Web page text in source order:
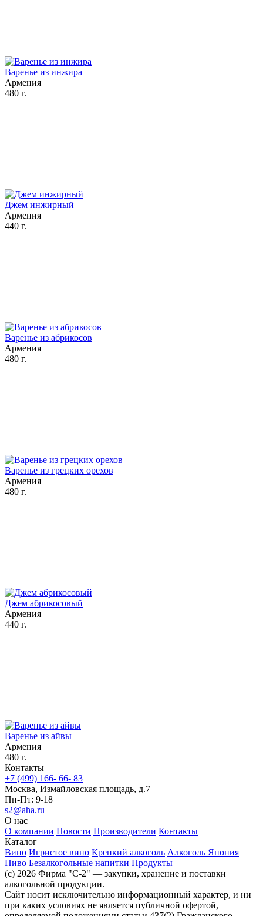
Варенье из инжира
Армения
480 г.
Джем инжирный
Армения
440 г.
Варенье из абрикосов
Армения
480 г.
Варенье из грецких орехов
Армения
480 г.
Джем абрикосовый
Армения
440 г.
Варенье из айвы
Армения
480 г.
Контакты
+7 (499) 166- 66- 83
Москва, Измайловская площадь, д.7
Пн-Пт: 9-18
s2@aha.ru
О нас
О компании Новости Производители Контакты
Каталог
Вино Игристое вино Крепкий алкоголь Алкоголь Япония
Пиво Безалкогольные напитки Продукты
(c) 2026 Фирма "С-2" — закупки, хранение и поставки
алкогольной продукции.
Сайт носит исключительно информационный характер, и ни
при каких условиях не является публичной офертой,